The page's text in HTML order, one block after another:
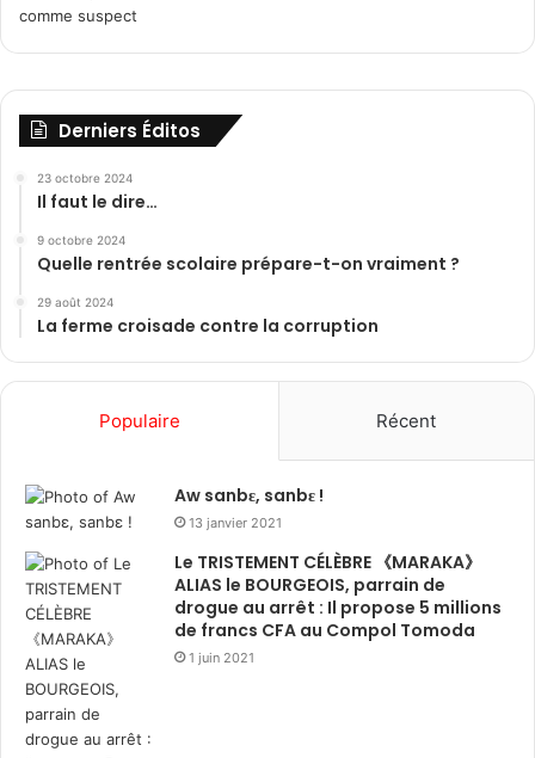
Derniers Éditos
23 octobre 2024
Il faut le dire…
9 octobre 2024
Quelle rentrée scolaire prépare-t-on vraiment ?
29 août 2024
La ferme croisade contre la corruption
Populaire Récent
Aw sanbɛ, sanbɛ !
13 janvier 2021
Le TRISTEMENT CÉLÈBRE 《MARAKA》
ALIAS le BOURGEOIS, parrain de
drogue au arrêt : Il propose 5 millions
de francs CFA au Compol Tomoda
1 juin 2021